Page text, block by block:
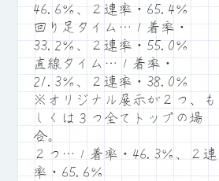
46.6％、２連率・65.4％
回り足タイム…１着率・
33.2％、２連率・55.0％
直線タイム…１着率・
21.3％、２連率・38.0％
※オリジナル展示が２つ、も
しくは３つ全てトップの場
合。
２つ…１着率・46.3％、２連
率・65.6％